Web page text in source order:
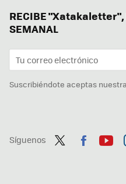
RECIBE "Xatakaletter",
SEMANAL
Suscribiéndote aceptas nuestra
Síguenos